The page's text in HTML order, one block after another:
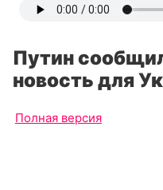
Путин
новость для
Полная версия